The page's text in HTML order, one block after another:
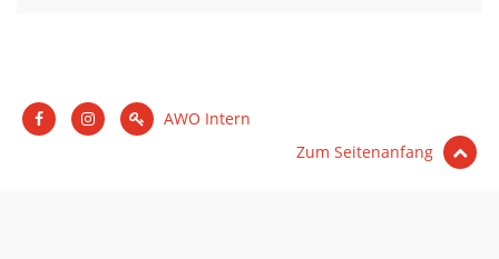
AWO Intern
Zum Seitenanfang